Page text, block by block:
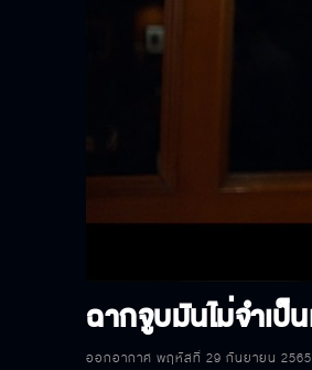
ฉากจูบมันไม่จำเป็
ออกอากาศ พฤหัสที่ 29 กันยายน 2565